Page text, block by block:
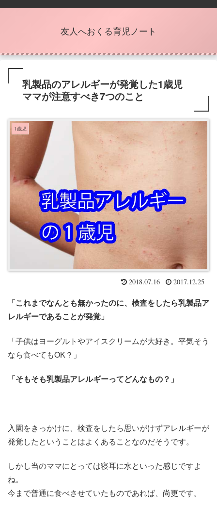
友人へおくる育児ノート
乳製品のアレルギーが発覚した1歳児
ママが注意すべき7つのこと
1歳児
2018.07.16 2017.12.25
「これまでなんとも無かったのに、検査をしたら乳製品ア
レルギーであることが発覚」
「子供はヨーグルトやアイスクリームが大好き。平気そう
なら食べてもOK？」
「そもそも乳製品アレルギーってどんなもの？」
入園をきっかけに、検査をしたら思いがけずアレルギーが
発覚したということはよくあることなのだそうです。
しかし当のママにとっては寝耳に水といった感じですよ
ね。
今まで普通に食べさせていたものであれば、尚更です。